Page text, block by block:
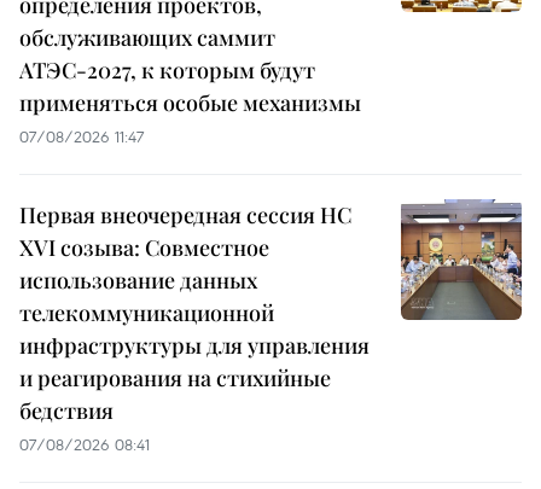
обслуживающих саммит
АТЭС-2027, к которым будут
применяться особые механизмы
07/08/2026 11:47
Первая внеочередная сессия НС
XVI созыва: Совместное
использование данных
телекоммуникационной
инфраструктуры для управления
и реагирования на стихийные
бедствия
07/08/2026 08:41